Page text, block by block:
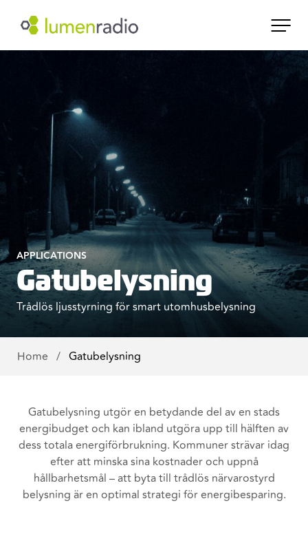
APPLICATIONS
Gatubelysning
Trådlös ljusstyrning för smart utomhusbelysning
Home / Gatubelysning
Gatubelysning utgör en betydande del av en stads
energibudget och kan ibland utgöra upp till hälften av
dess totala energiförbrukning. Kommuner strävar idag
efter att minska sina kostnader och uppnå
hållbarhetsmål – att byta till trådlös närvarostyrd
belysning är en optimal strategi för energibesparing.